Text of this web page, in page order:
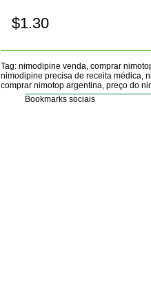
$1.30
Tag: nimodipine venda, comprar
nimodipine precisa de receita médica,
comprar nimotop argentina, preço do
Bookmarks sociais